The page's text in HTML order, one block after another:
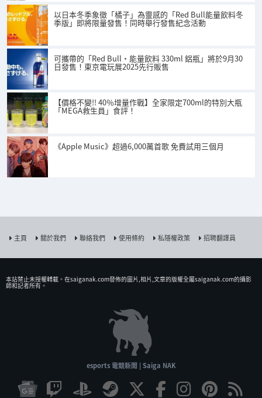
以日本冬季象徵「橘子」為靈感的「Red Bull能量飲料冬
季版」即將限量發售！同時舉行發售紀念活動
可攜帶的「Red Bull・能量飲料 330ml 鋁瓶」將於9月30
日發售！東京電玩展2025先行販售
【價格不變!! 40％增量作戰】全家限定700ml的特別大瓶
「MEGA救生員」食評！
《Apple Music》超過6,000萬首歌 免費試用三個月
主頁 關於我們 聯絡我們 使用條約 私隱權政策 招聘翻譯員
本站禁止未授權𨍭載。在saiganak.com發佈的圖片,相片,文章的版權全屬saiganak.com的攝影
師和記者所有。
esports 電競新聞 | Saiga NAK